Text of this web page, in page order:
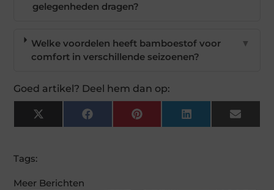
gelegenheden dragen?
Welke voordelen heeft bamboestof voor
comfort in verschillende seizoenen?
▼
Goed artikel? Deel hem dan op:
X
(Twitter)
FacebookPinterest LinkedIn Email
Tags:
Meer Berichten